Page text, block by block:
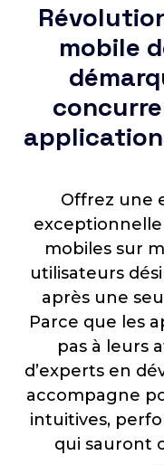
mobile
Offrez une
mobiles sur
utilisateurs
après une
Parce que les
pas à leurs
d’experts en
accompagne
intuitives,
qui sauront